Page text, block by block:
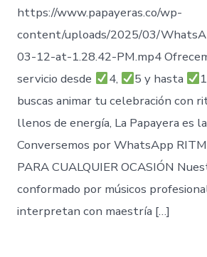
https://www.papayeras.co/wp-
content/uploads/2025/03/
03-12-at-1.28.42-PM.mp4
servicio desde
4, 5 y hasta
buscas animar tu celebración con
llenos de energía, La Papayera es
Conversemos por WhatsApp
PARA CUALQUIER OCASIÓN
conformado por músicos
interpretan con maestría […]